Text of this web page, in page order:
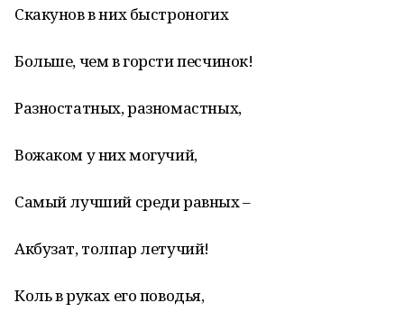
Скакунов в них быстроногих
Больше, чем в горсти песчинок!
Разностатных, разномастных,
Вожаком у них могучий,
Самый лучший среди равных –
Акбузат, толпар летучий!
Коль в руках его поводья,